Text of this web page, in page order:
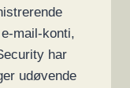
mail-konti,
har
udøvende